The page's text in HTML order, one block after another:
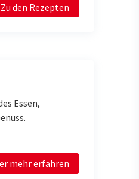
Zu den Rezepten
Essen,
mehr erfahren